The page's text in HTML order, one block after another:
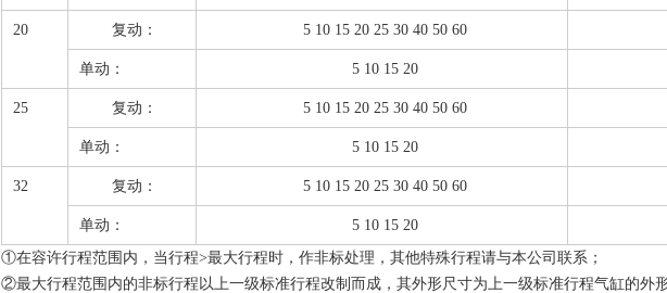
20 复动： 5 10 15 20 25 30 40 50 60
单动： 5 10 15 20
25 复动： 5 10 15 20 25 30 40 50 60
单动： 5 10 15 20
32 复动： 5 10 15 20 25 30 40 50 60
单动： 5 10 15 20
①在容许行程范围内，当行程>最大行程时，作非标处理，其他特殊行程请与本公司联系；
②最大行程范围内的非标行程以上一级标准行程改制而成，其外形尺寸为上一级标准行程气缸的外